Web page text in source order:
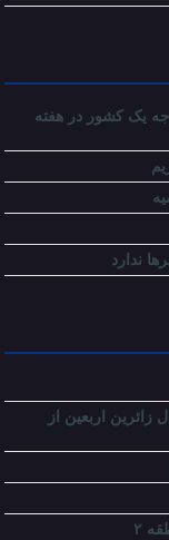
یک کشور در هفته
ندارد
زائرین اربعین از
۲